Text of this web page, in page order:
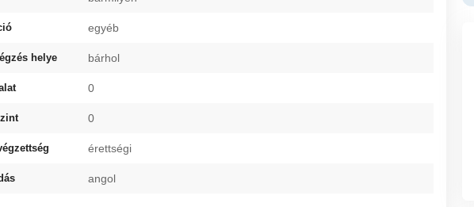
egyéb
helye bárhol
0
0
érettségi
angol